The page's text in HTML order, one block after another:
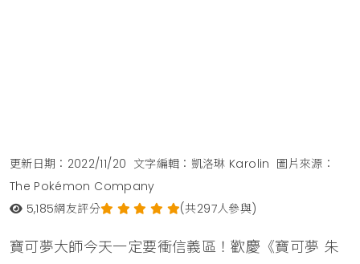
更新日期：2022/11/20 文字編輯：凱洛琳 Karolin 圖片來源：
The Pokémon Company
5,185網友評分 (共297人參與)
寶可夢大師今天一定要衝信義區！歡慶《寶可夢 朱